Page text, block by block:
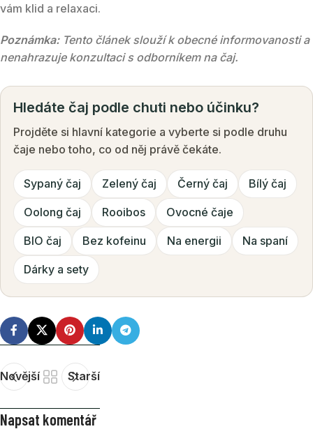
vám klid a relaxaci.
Poznámka:Tento článek slouží k obecné informovanosti a
nenahrazuje konzultaci s odborníkem na čaj.
Hledáte čaj podle chuti nebo účinku?
Projděte si hlavní kategorie a vyberte si podle druhu
čaje nebo toho, co od něj právě čekáte.
Sypaný čaj Zelený čaj Černý čaj Bílý čaj
Oolong čaj Rooibos Ovocné čaje
BIO čaj Bez kofeinu Na energii Na spaní
Dárky a sety
Novější Starší
Napsat komentář